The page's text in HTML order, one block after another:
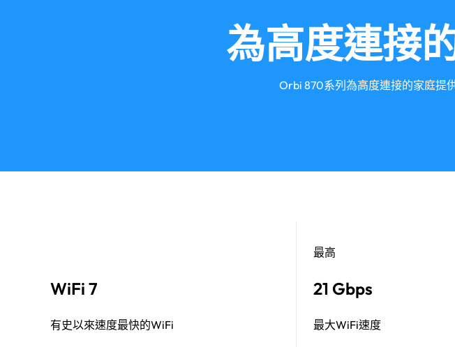
為高度連接
Orbi 870系列為高度連接的家庭提
WiFi 7
有史以來速度最快的WiFi
最高
21 Gbps
最大WiFi速度